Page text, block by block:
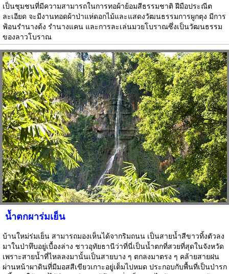
เป็นชุมชนที่มีความสามารถในการทอผ้าย้อมสีธรรมชาติ ฝีมือประณีต
ละเอียด จะมีงานทอดผ้าป่าแห่ดอกไม้และแสดงวัฒนธรรมการผูกตุง มีการ
ฟ้อนรำนางด้ง รำนางแคน และการละเล่นมวยโบราณซึ่งเป็นวัฒนธรรม
ของลาวโบราณ
น้ำตกผาร่มเย็น
บ้านใหม่ร่มเย็น สามารถมองเห็นได้จากริมถนน เป็นสายน้ำสีขาวทิ้งตัวลง
มาในป่าทึบอยู่เบื้องล่าง ชาวอุทัยธานีว่าที่นี่เป็นน้ำตกที่สวยที่สุดในจังหวัด
เพราะสายน้ำที่ไหลลงมานั้นเป็นสายบาง ๆ ตกลงมาตรง ๆ คล้ายสายฝน
ผ่านหน้าผาดินที่มีมอสสีเขียวเกาะอยู่เต็มไปหมด ประกอบกับพื้นที่เป็นป่ารก